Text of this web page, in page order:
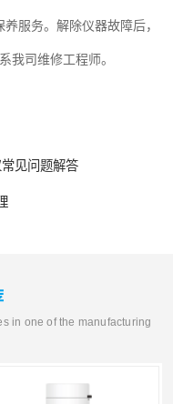
服务。解除仪器故障后，
我司维修工程师。
见问题解答
in one of the manufacturing